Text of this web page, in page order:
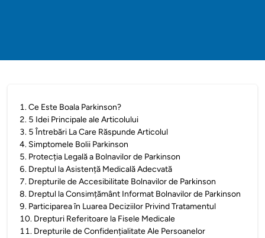
1.Ce Este Boala Parkinson?
2. 5 Idei Principale ale Articolului
3. 5 Întrebări La Care Răspunde Articolul
4. Simptomele Bolii Parkinson
5. Protecția Legală a Bolnavilor de Parkinson
6. Dreptul la Asistență Medicală Adecvată
7. Drepturile de Accesibilitate Bolnavilor de Parkinson
8. Dreptul la Consimțământ Informat Bolnavilor de Parkinson
9. Participarea în Luarea Deciziilor Privind Tratamentul
10. Drepturi Referitoare la Fisele Medicale
11. Drepturile de Confidențialitate Ale Persoanelor